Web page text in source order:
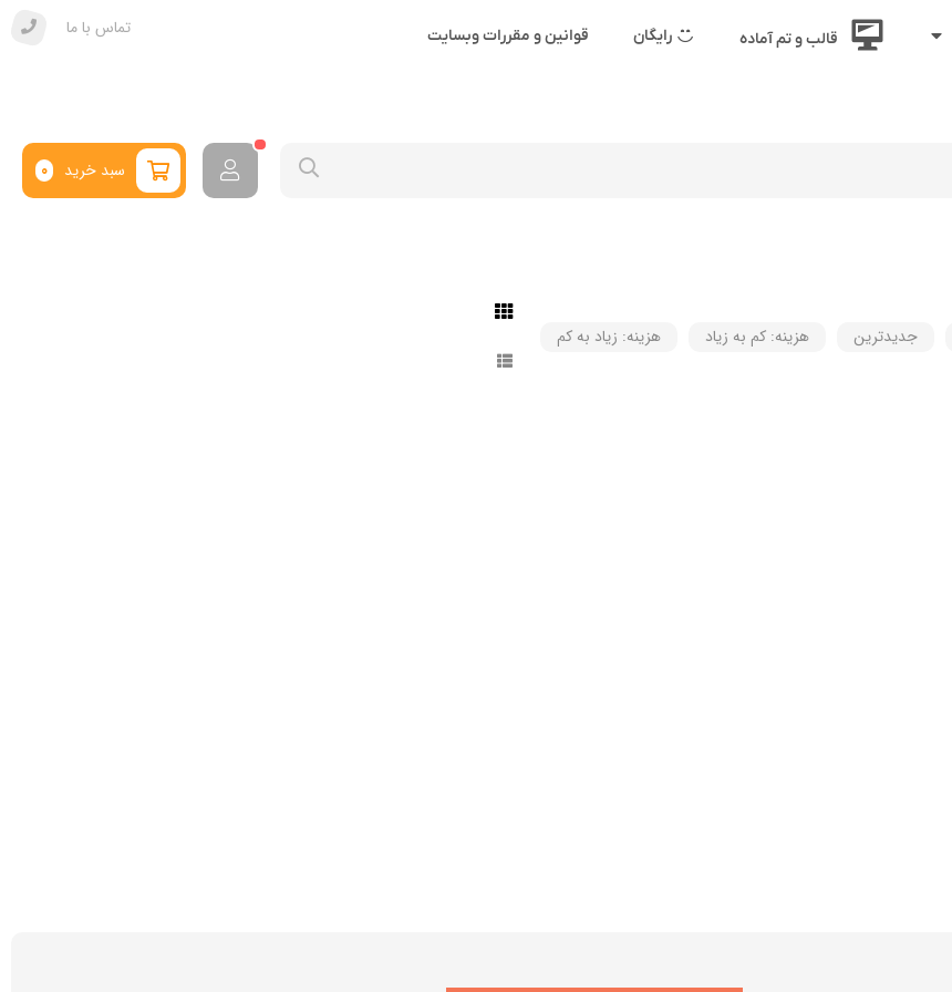
قالب و تم آماده رایگان قوانین و مقررات وبسایت تماس با ما
سبد خرید 0
جدیدترین هزینه: کم به زیاد هزینه: زیاد به کم